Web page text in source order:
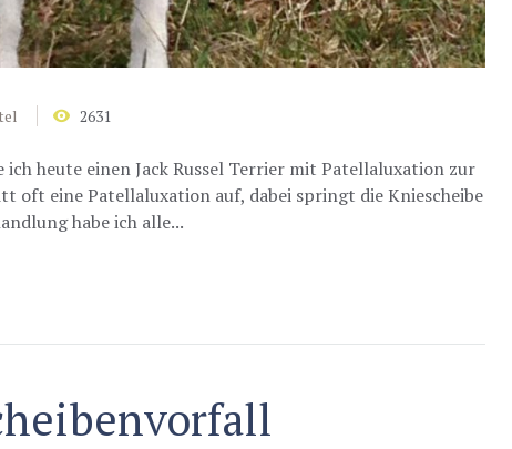
2631
heute einen Jack Russel Terrier mit Patellaluxation zur
oft eine Patellaluxation auf, dabei springt die Kniescheibe
habe ich alle...